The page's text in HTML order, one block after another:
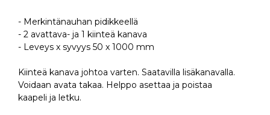
- Merkintänauhan pidikkeellä
- 2 avattava- ja 1 kiinteä kanava
- Leveys x syvyys 50 x 1000 mm
Kiinteä kanava johtoa varten. Saatavilla lisäkanavalla.
Voidaan avata takaa. Helppo asettaa ja poistaa
kaapeli ja letku.